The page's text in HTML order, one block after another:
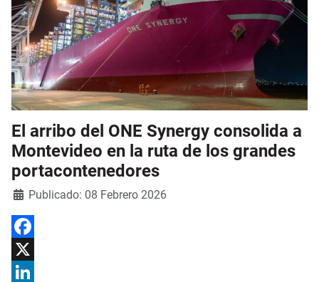
El arribo del ONE Synergy consolida a
Montevideo en la ruta de los grandes
portacontenedores
DetallesPublicado: 08 Febrero 2026
Facebook
X